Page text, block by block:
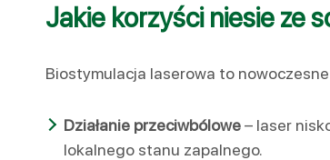
Jakie korzyści niesie ze
Biostymulacja laserowa to
Działanie przeciwbólowe– laser
lokalnego stanu zapalnego.